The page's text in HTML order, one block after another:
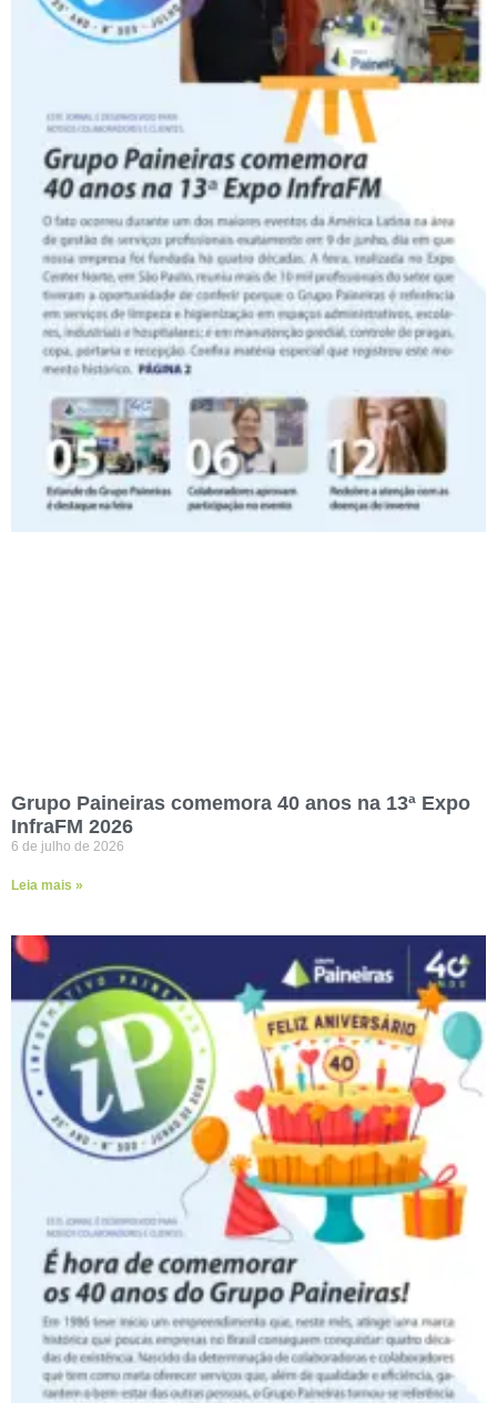
Grupo Paineiras comemora 40 anos na 13ª Expo
InfraFM 2026
6 de julho de 2026
Leia mais »